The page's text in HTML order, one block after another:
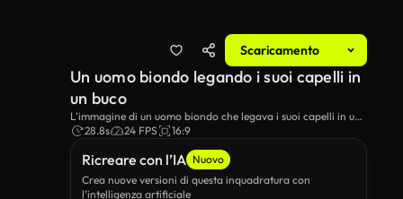
Scaricamento
Ricreare con l’IA Nuovo
Crea nuove versioni di questa inquadratura con
l’intelligenza artificiale
Un uomo biondo legando i suoi capelli in
un buco
L'immagine di un uomo biondo che legava i suoi capelli in un
bastone.
28.8s 24 FPS 16:9